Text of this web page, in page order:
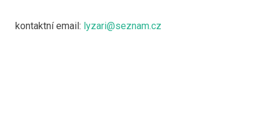
kontaktní email: lyzari@seznam.cz